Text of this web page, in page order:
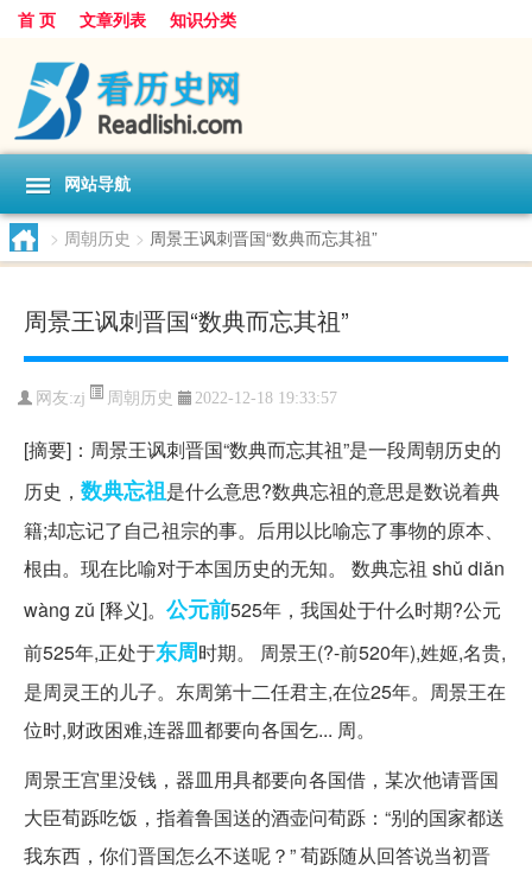
首 页 文章列表 知识分类
网站导航
> 周朝历史 > 周景王讽刺晋国“数典而忘其祖”
周景王讽刺晋国“数典而忘其祖”
网友:zj 周朝历史 2022-12-18 19:33:57
[摘要]：周景王讽刺晋国“数典而忘其祖”是一段周朝历史的
历史， 数典忘祖是什么意思?数典忘祖的意思是数说着典
籍;却忘记了自己祖宗的事。后用以比喻忘了事物的原本、
根由。现在比喻对于本国历史的无知。 数典忘祖 shǔ diǎn
wàng zǔ [释义]。 公元前525年，我国处于什么时期?公元
前525年,正处于东周时期。 周景王(?-前520年),姓姬,名贵,
是周灵王的儿子。东周第十二任君主,在位25年。周景王在
位时,财政困难,连器皿都要向各国乞... 周。
周景王宫里没钱，器皿用具都要向各国借，某次他请晋国
大臣荀跞吃饭，指着鲁国送的酒壶问荀跞：“别的国家都送
我东西，你们晋国怎么不送呢？” 荀跞随从回答说当初晋